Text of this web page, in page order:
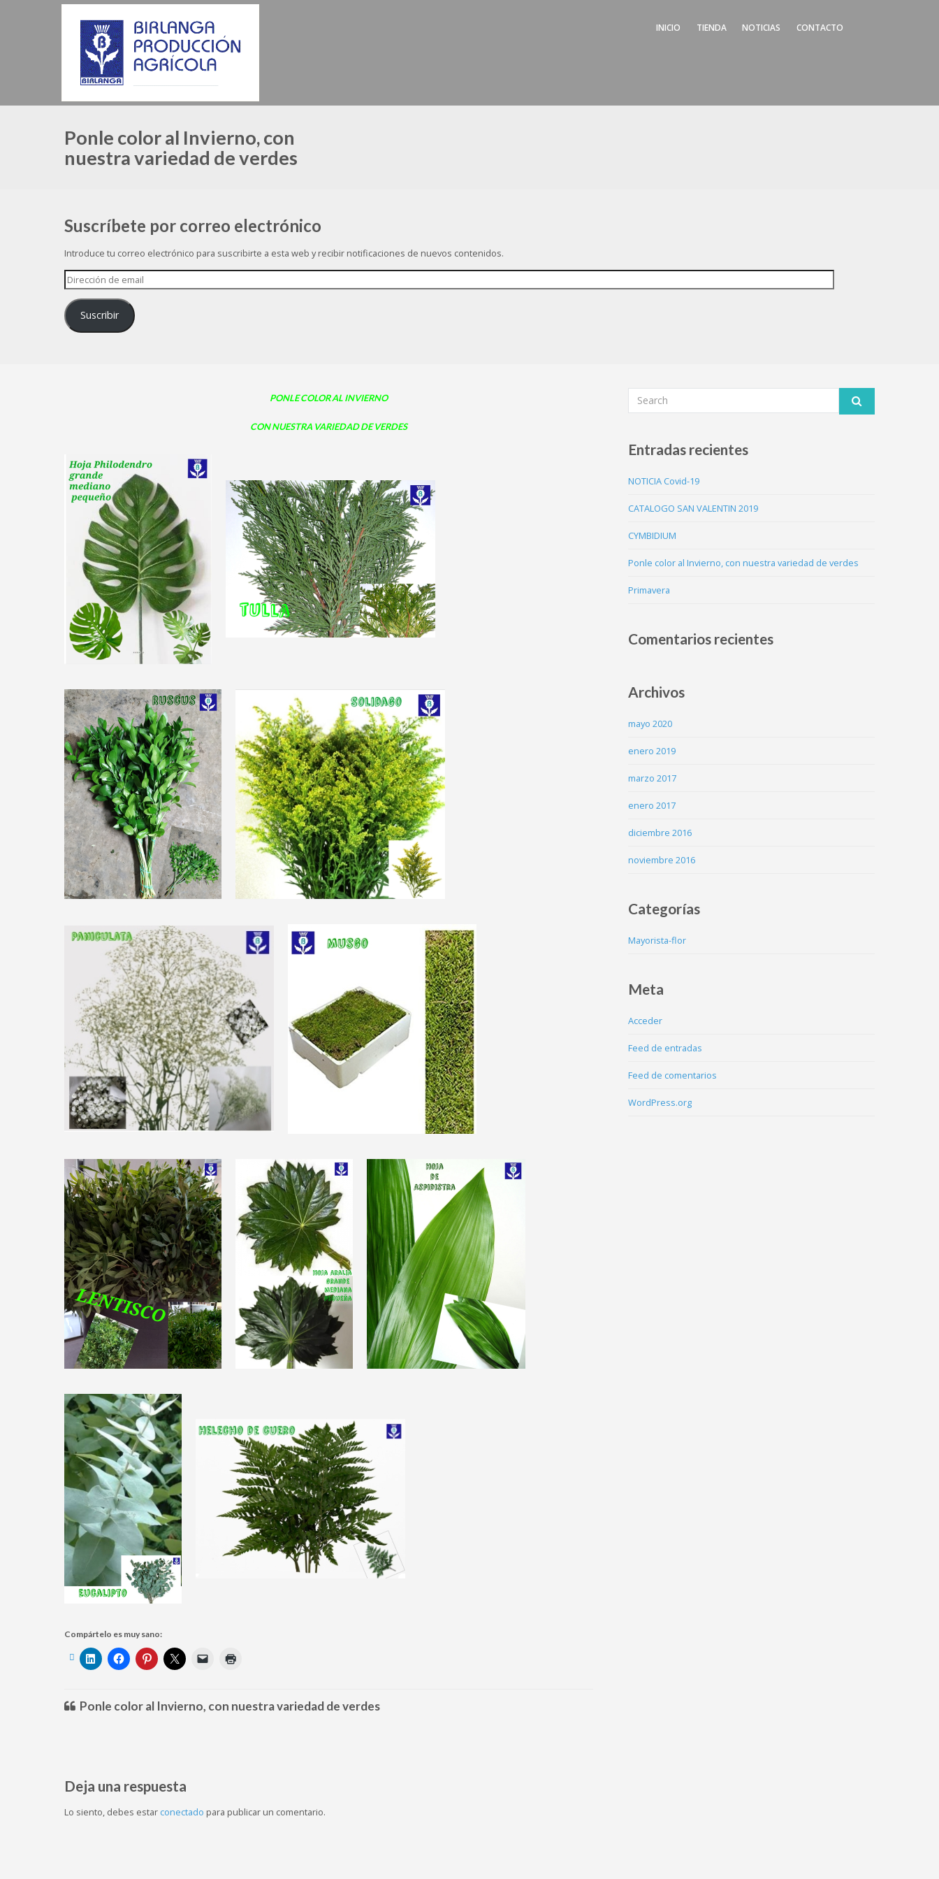
INICIO TIENDA NOTICIAS CONTACTO
Ponle color al Invierno, con
nuestra variedad de verdes
Suscríbete por correo electrónico
Introduce tu correo electrónico para suscribirte a esta web y recibir notificaciones de nuevos contenidos.
Dirección
de
email
Suscribir
PONLE COLOR AL INVIERNO
CON NUESTRA VARIEDAD DE VERDES
Compártelo es muy sano:
Ponle color al Invierno, con nuestra variedad de verdes
Deja una respuesta
Lo siento, debes estar conectado para publicar un comentario.
Entradas recientes
NOTICIA Covid-19
CATALOGO SAN VALENTIN 2019
CYMBIDIUM
Ponle color al Invierno, con nuestra variedad de verdes
Primavera
Comentarios recientes
Archivos
mayo 2020
enero 2019
marzo 2017
enero 2017
diciembre 2016
noviembre 2016
Categorías
Mayorista-flor
Meta
Acceder
Feed de entradas
Feed de comentarios
WordPress.org